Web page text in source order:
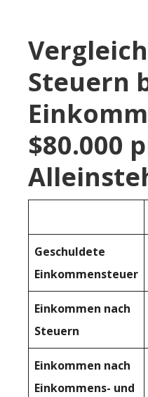
Steuern
$80.000
Geschuldete
Einkommensteuer
Einkommen nach
Steuern
Einkommen nach
Einkommens- und